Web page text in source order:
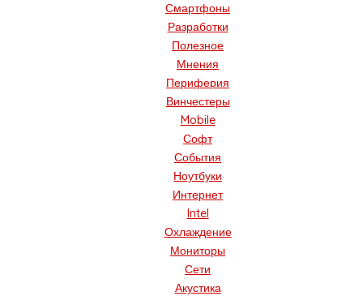
Смартфоны
Разработки
Полезное
Мнения
Периферия
Винчестеры
Mobile
Софт
События
Ноутбуки
Интернет
Intel
Охлаждение
Мониторы
Сети
Акустика